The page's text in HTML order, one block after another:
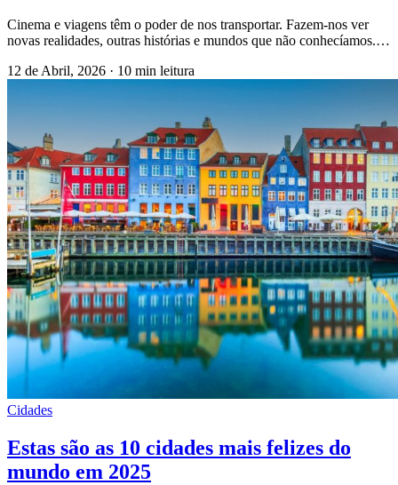
Cinema e viagens têm o poder de nos transportar. Fazem-nos ver
novas realidades, outras histórias e mundos que não conhecíamos.…
12 de Abril, 2026 · 10 min leitura
Cidades
Estas são as 10 cidades mais felizes do
mundo em 2025